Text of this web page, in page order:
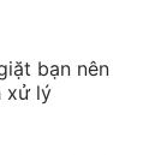
bạn nên
xử lý